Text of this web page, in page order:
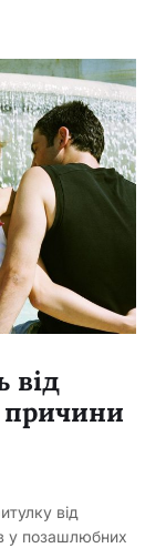
від
причини
від
у позашлюбних